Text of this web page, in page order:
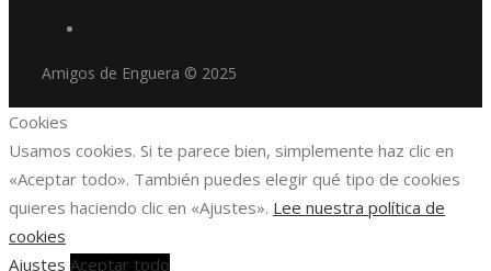
Amigos de Enguera © 2025
Cookies
Usamos cookies. Si te parece bien, simplemente haz clic en
«Aceptar todo». También puedes elegir qué tipo de cookies
quieres haciendo clic en «Ajustes». Lee nuestra política de
cookies
Ajustes Aceptar todo